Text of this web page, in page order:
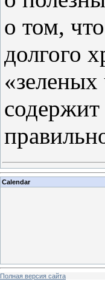
о том,
долгого
«зеленых
Calendar
Полная версия сайта